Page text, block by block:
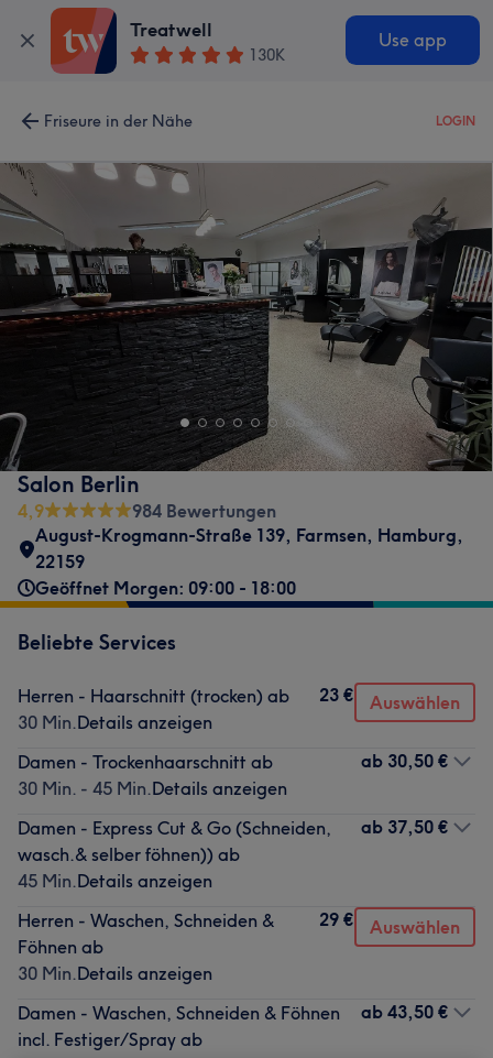
Treatwell
130K
Use app
Friseure in der Nähe LOGIN
Salon Berlin
4,9
984 Bewertungen
August-Krogmann-Straße 139, Farmsen, Hamburg,
22159
Geöffnet Morgen: 09:00 - 18:00
Beliebte Services
Herren - Haarschnitt (trocken) ab
30 Min.Details anzeigen
23 € Auswählen
Damen - Trockenhaarschnitt ab
30 Min. - 45 Min.Details anzeigen
ab 30,50 €
Damen - Express Cut & Go (Schneiden,
wasch.& selber föhnen)) ab
45 Min.Details anzeigen
ab 37,50 €
Herren - Waschen, Schneiden &
Föhnen ab
30 Min.Details anzeigen
29 € Auswählen
Damen - Waschen, Schneiden & Föhnen
incl. Festiger/Spray ab
ab 43,50 €